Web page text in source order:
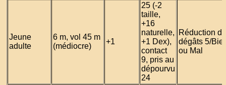
Jeune
adulte
6 m, vol 45 m
(médiocre)
+1
25 (-2
taille,
+16
naturelle,
+1 Dex),
contact
9, pris au
dépourvu
24
Réduction
dégâts 5/
ou Mal